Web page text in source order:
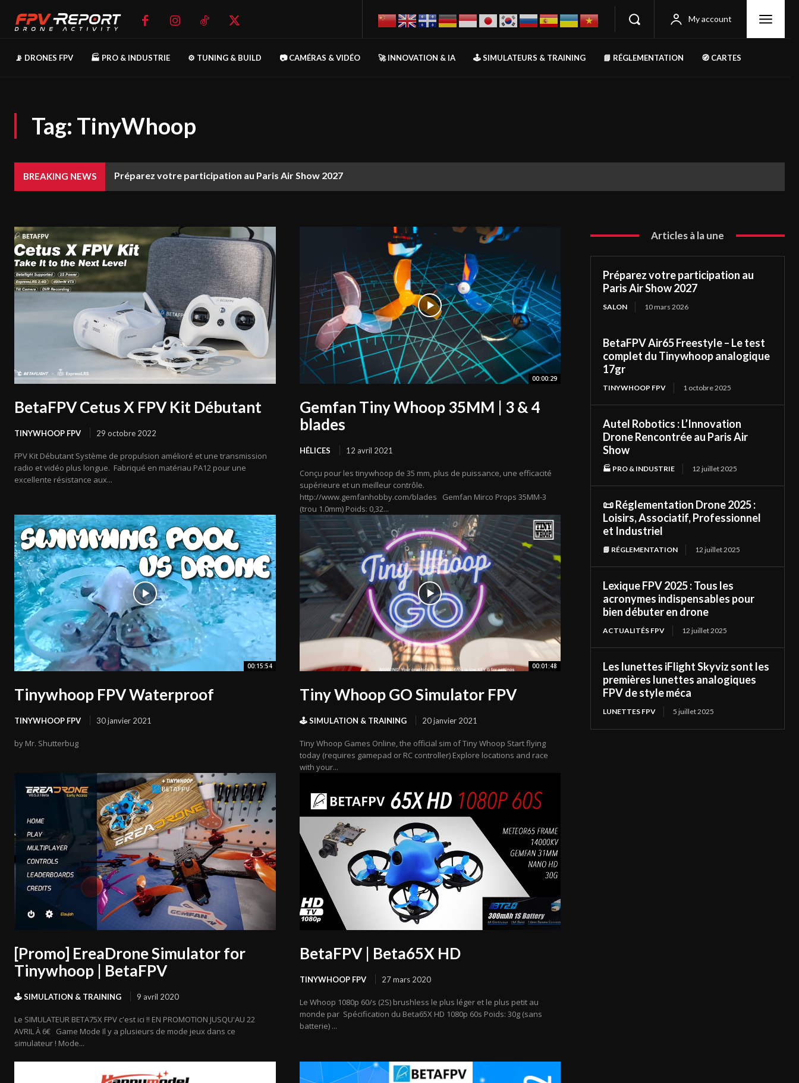
My account
📡 DRONES FPV 🏭 PRO & INDUSTRIE ⚙️ TUNING & BUILD 📷 CAMÉRAS & VIDÉO 🚀 INNOVATION & IA 🕹️ SIMULATEURS & TRAINING 📘 RÉGLEMENTATION 🧭 CARTES
Tag: TinyWhoop
BREAKING NEWS Préparez votre participation au Paris Air Show 2027
BetaFPV Cetus X FPV Kit Débutant
TINYWHOOP FPV 29 octobre 2022
FPV Kit Débutant Système de propulsion amélioré et une transmission
radio et vidéo plus longue. Fabriqué en matériau PA12 pour une
excellente résistance aux...
00:00:29
Gemfan Tiny Whoop 35MM | 3 & 4
blades
HÉLICES 12 avril 2021
Conçu pour les tinywhoop de 35 mm, plus de puissance, une efficacité
supérieure et un meilleur contrôle.
http://www.gemfanhobby.com/blades Gemfan Mirco Props 35MM-3
(trou 1.0mm) Poids: 0,32...
00:15:54
Tinywhoop FPV Waterproof
TINYWHOOP FPV 30 janvier 2021
by Mr. Shutterbug
00:01:48
Tiny Whoop GO Simulator FPV
🕹️ SIMULATION & TRAINING 20 janvier 2021
Tiny Whoop Games Online, the official sim of Tiny Whoop Start flying
today (requires gamepad or RC controller) Explore locations and race
with your...
[Promo] EreaDrone Simulator for
Tinywhoop | BetaFPV
🕹️ SIMULATION & TRAINING 9 avril 2020
Le SIMULATEUR BETA75X FPV c'est ici !! EN PROMOTION JUSQU'AU 22
AVRIL À 6€ Game Mode Il y a plusieurs de mode jeux dans ce
simulateur ! Mode...
BetaFPV | Beta65X HD
TINYWHOOP FPV 27 mars 2020
Le Whoop 1080p 60/s (2S) brushless le plus léger et le plus petit au
monde par Spécification du Beta65X HD 1080p 60s Poids: 30g (sans
batterie) ...
Articles à la une
Préparez votre participation au
Paris Air Show 2027
SALON 10 mars 2026
BetaFPV Air65 Freestyle – Le test
complet du Tinywhoop analogique
17gr
TINYWHOOP FPV 1 octobre 2025
Autel Robotics : L’Innovation
Drone Rencontrée au Paris Air
Show
🏭 PRO & INDUSTRIE 12 juillet 2025
📜 Réglementation Drone 2025 :
Loisirs, Associatif, Professionnel
et Industriel
📘 RÉGLEMENTATION 12 juillet 2025
Lexique FPV 2025 : Tous les
acronymes indispensables pour
bien débuter en drone
ACTUALITÉS FPV 12 juillet 2025
Les lunettes iFlight Skyviz sont les
premières lunettes analogiques
FPV de style méca
LUNETTES FPV 5 juillet 2025